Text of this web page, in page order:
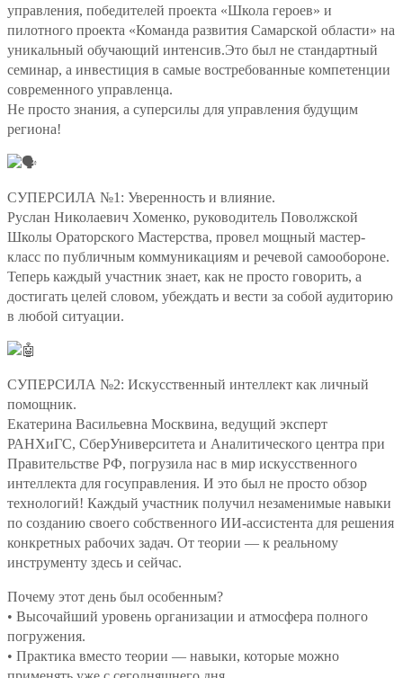
управления, победителей проекта «Школа героев» и
пилотного проекта «Команда развития Самарской области» на
уникальный обучающий интенсив.Это был не стандартный
семинар, а инвестиция в самые востребованные компетенции
современного управленца.
Не просто знания, а суперсилы для управления будущим
региона!
СУПЕРСИЛА №1: Уверенность и влияние.
Руслан Николаевич Хоменко, руководитель Поволжской
Школы Ораторского Мастерства, провел мощный мастер-
класс по публичным коммуникациям и речевой самообороне.
Теперь каждый участник знает, как не просто говорить, а
достигать целей словом, убеждать и вести за собой аудиторию
в любой ситуации.
СУПЕРСИЛА №2: Искусственный интеллект как личный
помощник.
Екатерина Васильевна Москвина, ведущий эксперт
РАНХиГС, СберУниверситета и Аналитического центра при
Правительстве РФ, погрузила нас в мир искусственного
интеллекта для госуправления. И это был не просто обзор
технологий! Каждый участник получил незаменимые навыки
по созданию своего собственного ИИ-ассистента для решения
конкретных рабочих задач. От теории — к реальному
инструменту здесь и сейчас.
Почему этот день был особенным?
• Высочайший уровень организации и атмосфера полного
погружения.
• Практика вместо теории — навыки, которые можно